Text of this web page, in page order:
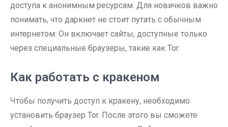
доступа к анонимным ресурсам. Для новичков важно
понимать, что даркнет не стоит путать с обычным
интернетом. Он включает сайты, доступные только
через специальные браузеры, такие как Tor.
Как работать с кракеном
Чтобы получить доступ к кракену, необходимо
установить браузер Tor. После этого вы сможете